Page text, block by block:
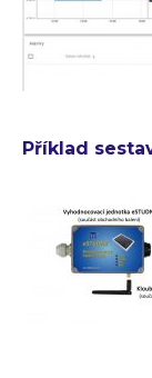
Příklad